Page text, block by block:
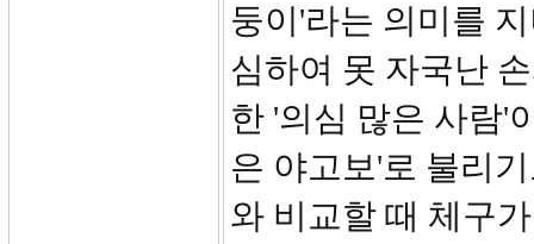
둥이'라는 의미를
심하여 못 자국난
한 '의심 많은 사람'
은 야고보'로 불리
와 비교할 때 체구